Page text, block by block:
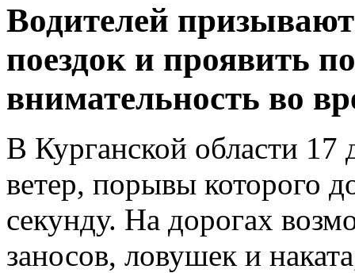
Водителей
поездок и проявить
внимательность во
В Курганской области 17
ветер, порывы которого
секунду. На дорогах
заносов, ловушек и